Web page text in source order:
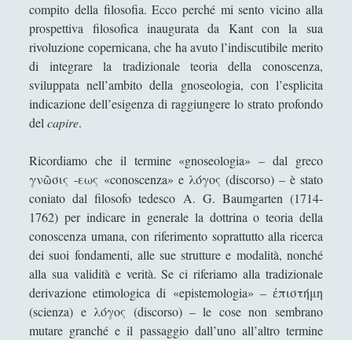
Business Intelligence e scenari internazionali:
intervista a Marco Rota.
Cognizione Quantistica: Intervista a Elio Conte
Discovering together Turi Kumwe Onlus!
Edifici intelligenti, Smart Cities nell'ambiente Post-
Il bambino di Platone - intervista su Abbanews
Il giudizio morale. Intervista a Luca Surian
Il pensiero e il suo schermo - Un'intervista a
Giancarlo Chiariglione
Intelligence buildings and smart cities in a Post-
Covid environment – Interview with James Carlini
Intervista a Claudio Selleri, editore con la casa LE
DUE TORRI di Bologna
compito della filosofia. Ecco perché mi sento vicino alla
prospettiva filosofica inaugurata da Kant con la sua
rivoluzione copernicana, che ha avuto l’indiscutibile merito
di integrare la tradizionale teoria della conoscenza,
sviluppata nell’ambito della gnoseologia, con l’esplicita
indicazione dell’esigenza di raggiungere lo strato profondo
delcapire.
Ricordiamo che il termine «gnoseologia» – dal greco
γνῶσις -εως «conoscenza» e λόγος (discorso) – è stato
coniato dal filosofo tedesco A. G. Baumgarten (1714-
1762) per indicare in generale la dottrina o teoria della
conoscenza umana, con riferimento soprattutto alla ricerca
dei suoi fondamenti, alle sue strutture e modalità, nonché
alla sua validità e verità. Se ci riferiamo alla tradizionale
derivazione etimologica di «epistemologia» – ἐπιστήμη
(scienza) e λόγος (discorso) – le cose non sembrano
mutare granché e il passaggio dall’uno all’altro termine